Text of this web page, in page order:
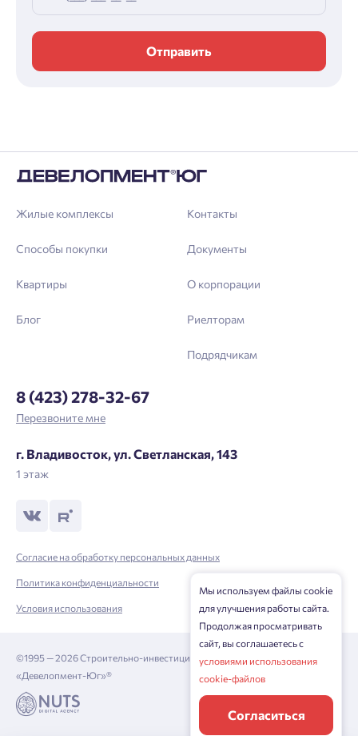
Отправить
Жилые комплексы
Способы покупки
Квартиры
Блог
Контакты
Документы
О корпорации
Риелторам
Подрядчикам
8 (423) 278-32-67
Перезвоните мне
г. Владивосток, ул. Светланская, 143
1 этаж
Согласие на обработку персональных данных
Политика конфиденциальности
Условия использования
©1995 — 2026 Строительно-инвестиционная корпорация
«Девелопмент-Юг»®
Мы используем файлы cookie
для улучшения работы сайта.
Продолжая просматривать
сайт, вы соглашаетесь с
условиями использования
cookie-файлов
Согласиться